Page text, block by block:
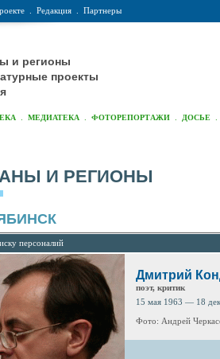
Редакция Партнеры
и регионы
проекты
МЕДИАТЕКА ФОТОРЕПОРТАЖИ ДОСЬЕ
И РЕГИОНЫ
персоналий
Дмитрий
поэт, критик
15 мая 1963 — 18
Фото: Андрей